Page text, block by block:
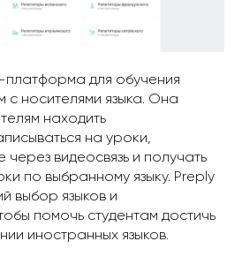
для обучения
с носителями языка. Она
находить
на уроки,
через видеосвязь и получать
по выбранному языку. Preply
выбор языков и
помочь студентам достичь
иностранных языков.